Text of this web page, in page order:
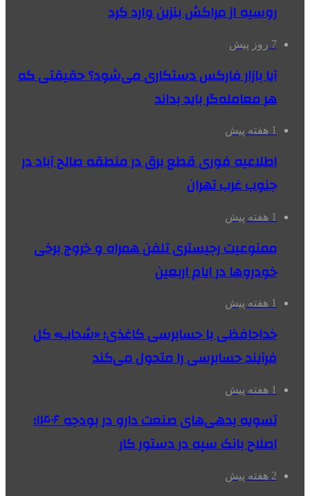
روسیه از مراکش بنزین وارد کرد
7 روز پیش
آیا بازار فارکس دستکاری می‌شود؟ حقیقتی که
هر معامله‌گر باید بداند
1 هفته پیش
اطلاعیه فوری قطع برق در منطقه صالح آباد در
جنوب غرب تهران
1 هفته پیش
ممنوعیت رجیستری تلفن همراه و خروج برخی
خودروها در ایام اربعین
1 هفته پیش
خداحافظی با حسابرسی کاغذی؛ «شحاب» کل
فرآیند حسابرسی را متحول می‌کند
1 هفته پیش
تسویه بدهی‌های صنعت دارو در بودجه ۱۴۰۶؛
اصلاح بانک سپه در دستور کار
2 هفته پیش